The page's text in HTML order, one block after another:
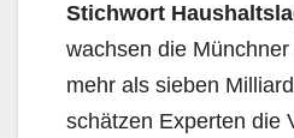
Stichwort
wachsen die
mehr als sieben
schätzen Experten die